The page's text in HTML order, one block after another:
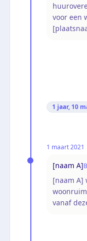
voor een
1 jaar, 10
1 maart 2021
[naam A]
[naam A]
vanaf